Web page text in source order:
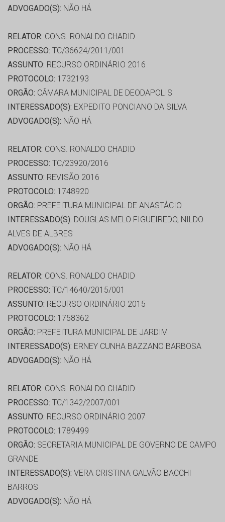
ADVOGADO(S): NÃO HÁ
RELATOR: CONS. RONALDO CHADID
PROCESSO: TC/36624/2011/001
ASSUNTO: RECURSO ORDINÁRIO 2016
PROTOCOLO: 1732193
ORGÃO: CÂMARA MUNICIPAL DE DEODAPOLIS
INTERESSADO(S): EXPEDITO PONCIANO DA SILVA
ADVOGADO(S): NÃO HÁ
RELATOR: CONS. RONALDO CHADID
PROCESSO: TC/23920/2016
ASSUNTO: REVISÃO 2016
PROTOCOLO: 1748920
ORGÃO: PREFEITURA MUNICIPAL DE ANASTÁCIO
INTERESSADO(S): DOUGLAS MELO FIGUEIREDO, NILDO
ALVES DE ALBRES
ADVOGADO(S): NÃO HÁ
RELATOR: CONS. RONALDO CHADID
PROCESSO: TC/14640/2015/001
ASSUNTO: RECURSO ORDINÁRIO 2015
PROTOCOLO: 1758362
ORGÃO: PREFEITURA MUNICIPAL DE JARDIM
INTERESSADO(S): ERNEY CUNHA BAZZANO BARBOSA
ADVOGADO(S): NÃO HÁ
RELATOR: CONS. RONALDO CHADID
PROCESSO: TC/1342/2007/001
ASSUNTO: RECURSO ORDINÁRIO 2007
PROTOCOLO: 1789499
ORGÃO: SECRETARIA MUNICIPAL DE GOVERNO DE CAMPO
GRANDE
INTERESSADO(S): VERA CRISTINA GALVÃO BACCHI
BARROS
ADVOGADO(S): NÃO HÁ